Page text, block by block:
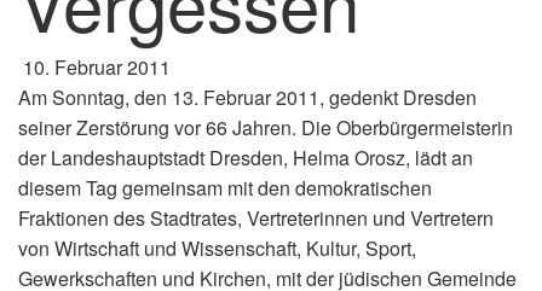
10. Februar 2011
Am Sonntag, den 13. Februar 2011, gedenkt Dresden
seiner Zerstörung vor 66 Jahren. Die Oberbürgermeisterin
der Landeshauptstadt Dresden, Helma Orosz, lädt an
diesem Tag gemeinsam mit den demokratischen
Fraktionen des Stadtrates, Vertreterinnen und Vertretern
von Wirtschaft und Wissenschaft, Kultur, Sport,
Gewerkschaften und Kirchen, mit der jüdischen Gemeinde